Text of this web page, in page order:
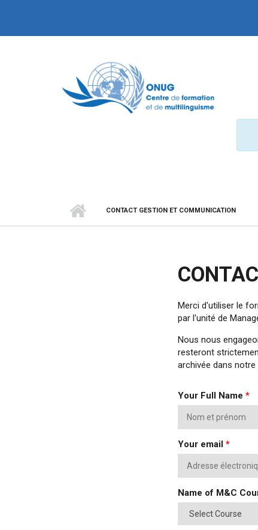
CONTACT GESTION ET COMMUNICATION
Merci d'utiliser le
par l'unité de
Nous nous
resteront
archivée dans
Your Full Name *
Your email *
Name of M&C